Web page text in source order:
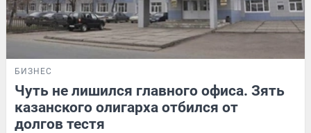
БИЗНЕС
Чуть не лишился главного офиса. Зять
казанского олигарха отбился от
долгов тестя